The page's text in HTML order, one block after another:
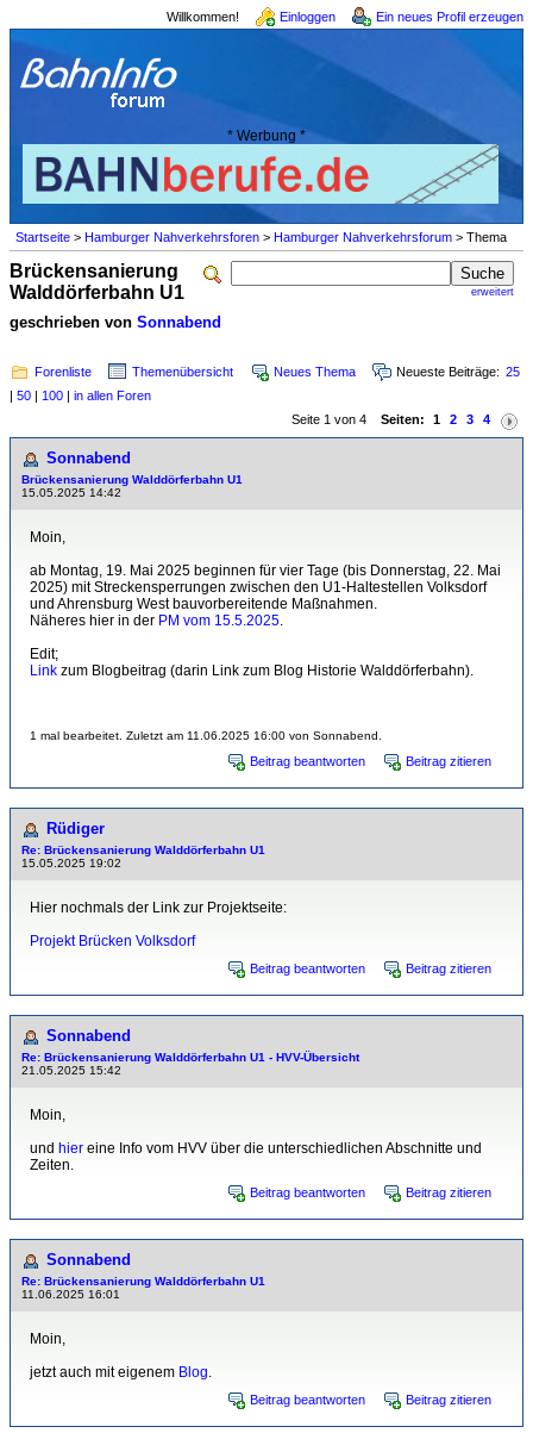
Willkommen! Einloggen Ein neues Profil erzeugen
* Werbung *
Startseite > Hamburger Nahverkehrsforen > Hamburger Nahverkehrsforum > Thema
erweitert
Brückensanierung
Walddörferbahn U1
geschrieben von Sonnabend
Forenliste Themenübersicht Neues Thema Neueste Beiträge: 25
| 50 | 100 | in allen Foren
Seite 1 von 4 Seiten: 1 2 3 4
Sonnabend
Brückensanierung Walddörferbahn U1
15.05.2025 14:42
Moin,
ab Montag, 19. Mai 2025 beginnen für vier Tage (bis Donnerstag, 22. Mai
2025) mit Streckensperrungen zwischen den U1-Haltestellen Volksdorf
und Ahrensburg West bauvorbereitende Maßnahmen.
Näheres hier in der PM vom 15.5.2025.
Edit;
Link zum Blogbeitrag (darin Link zum Blog Historie Walddörferbahn).
1 mal bearbeitet. Zuletzt am 11.06.2025 16:00 von Sonnabend.
Beitrag beantworten Beitrag zitieren
Rüdiger
Re: Brückensanierung Walddörferbahn U1
15.05.2025 19:02
Hier nochmals der Link zur Projektseite:
Projekt Brücken Volksdorf
Beitrag beantworten Beitrag zitieren
Sonnabend
Re: Brückensanierung Walddörferbahn U1 - HVV-Übersicht
21.05.2025 15:42
Moin,
und hier eine Info vom HVV über die unterschiedlichen Abschnitte und
Zeiten.
Beitrag beantworten Beitrag zitieren
Sonnabend
Re: Brückensanierung Walddörferbahn U1
11.06.2025 16:01
Moin,
jetzt auch mit eigenem Blog.
Beitrag beantworten Beitrag zitieren